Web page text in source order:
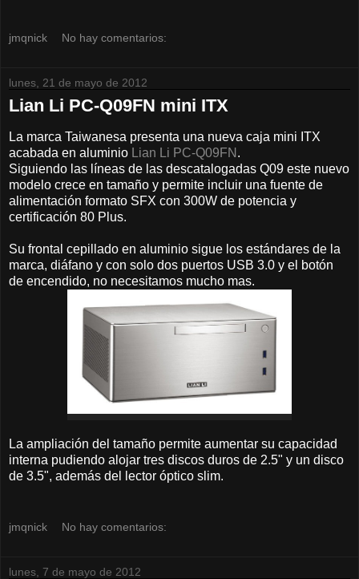
jmqnick No hay comentarios:
lunes, 21 de mayo de 2012
Lian Li PC-Q09FN mini ITX
La marca Taiwanesa presenta una nueva caja mini ITX
acabada en aluminio Lian Li PC-Q09FN .
Siguiendo las líneas de las descatalogadas Q09 este nuevo
modelo crece en tamaño y permite incluir una fuente de
alimentación formato SFX con 300W de potencia y
certificación 80 Plus.
Su frontal cepillado en aluminio sigue los estándares de la
marca, diáfano y con solo dos puertos USB 3.0 y el botón
de encendido, no necesitamos mucho mas.
La ampliación del tamaño permite aumentar su capacidad
interna pudiendo alojar tres discos duros de 2.5" y un disco
de 3.5", además del lector óptico slim.
jmqnick No hay comentarios:
lunes, 7 de mayo de 2012